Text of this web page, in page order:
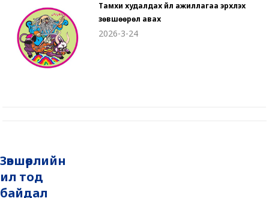
Тамхи худалдах үйл ажиллагаа эрхлэх
зөвшөөрөл авах
2026-3-24
Зөвшөөрлийн
ил тод
байдал